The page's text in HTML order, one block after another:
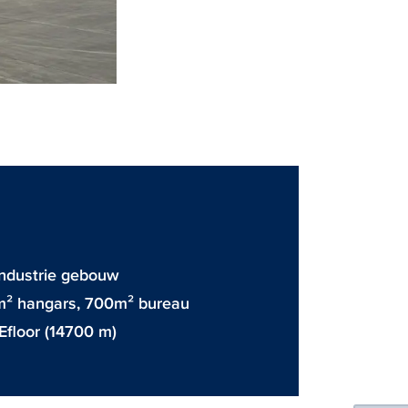
gebouw
hangars, 700m² bureau
(14700 m)